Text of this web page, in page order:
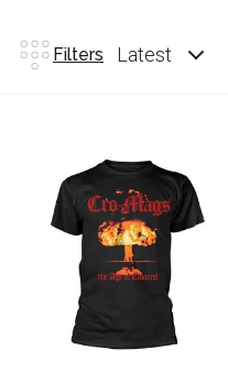
Filters Latest